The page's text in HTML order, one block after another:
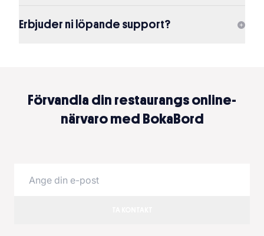
Erbjuder ni löpande support?
Förvandla din restaurangs online-
närvaro med BokaBord